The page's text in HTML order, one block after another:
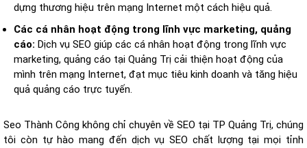
dựng thương hiệu trên mạng Internet một cách hiệu quả.
Các cá nhân hoạt động trong lĩnh vực marketing, quảng
cáo: Dịch vụ SEO giúp các cá nhân hoạt động trong lĩnh vực
marketing, quảng cáo tại Quảng Trị cải thiện hoạt động của
mình trên mạng Internet, đạt mục tiêu kinh doanh và tăng hiệu
quả quảng cáo trực tuyến.
Seo Thành Công không chỉ chuyên về SEO tại TP Quảng Trị, chúng
tôi còn tự hào mang đến dịch vụ SEO chất lượng tại mọi tỉnh